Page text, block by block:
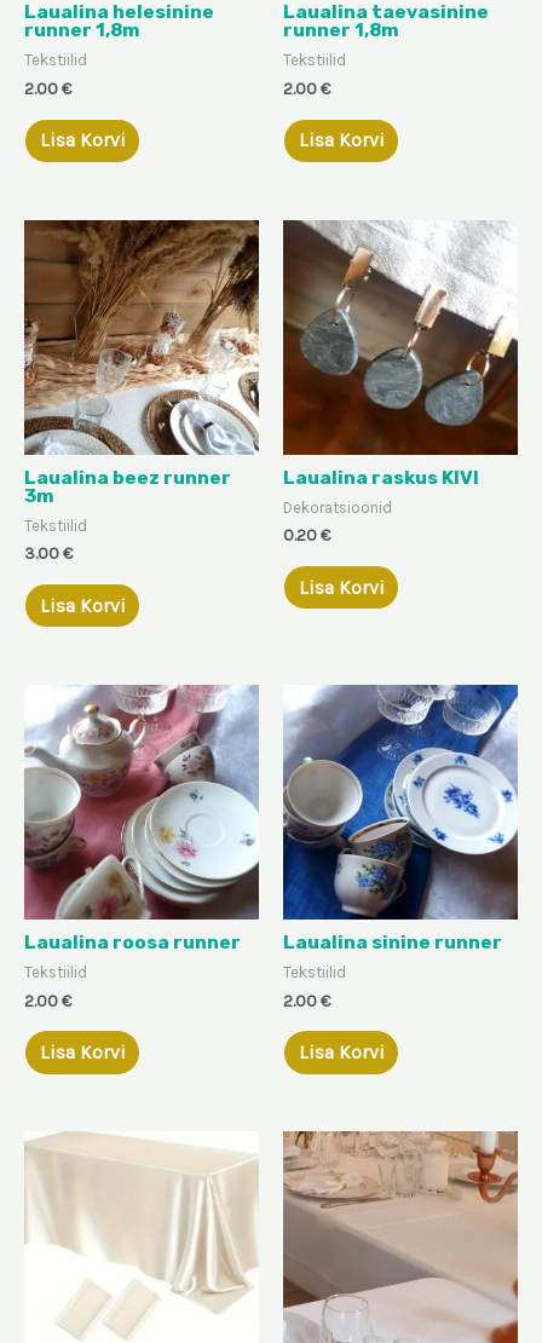
Laualina helesinine
runner 1,8m
Tekstiilid
2.00€
Lisa Korvi
Laualina taevasinine
runner 1,8m
Tekstiilid
2.00€
Lisa Korvi
Laualina beez runner
3m
Tekstiilid
3.00€
Lisa Korvi
Laualina raskus KIVI
Dekoratsioonid
0.20€
Lisa Korvi
Laualina roosa runner
Tekstiilid
2.00€
Lisa Korvi
Laualina sinine runner
Tekstiilid
2.00€
Lisa Korvi